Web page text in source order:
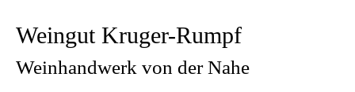
Weingut Kruger-Rumpf
Weinhandwerk von der Nahe